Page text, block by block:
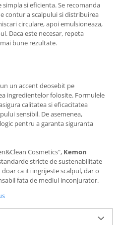
si eficienta. Se recomanda
contur a scalpului si distribuirea
circulare, apoi emulsioneaza,
Daca este necesar, repeta
bune rezultate.
un accent deosebit pe
ingredientelor folosite. Formulele
calitatea si eficacitatea
sensibil. De asemenea,
pentru a garanta siguranta
Cosmetics", Kemon
stricte de sustenabilitate
ca iti ingrijeste scalpul, dar o
fata de mediul inconjurator.